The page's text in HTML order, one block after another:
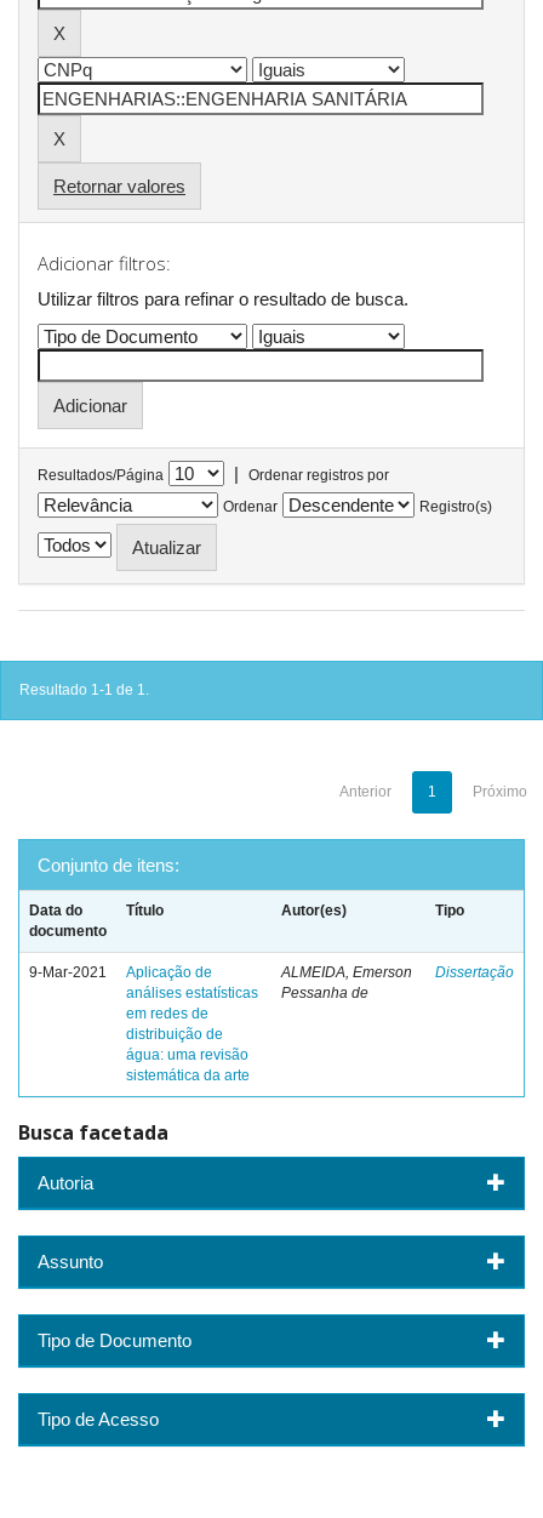
Retornar valores
Adicionar filtros:
Utilizar filtros para refinar o resultado de busca.
Resultados/Página |
Ordenar registros por
Ordenar
Registro(s)
Resultado 1-1 de 1.
Anterior 1 Próximo
Conjunto de itens:
Data do
documento
Título Autor(es) Tipo
9-Mar-2021
Aplicação de
análises estatísticas
em redes de
distribuição de
água: uma revisão
sistemática da arte
ALMEIDA, Emerson
Pessanha de
Dissertação
Busca facetada
Autoria
Assunto
Tipo de Documento
Tipo de Acesso